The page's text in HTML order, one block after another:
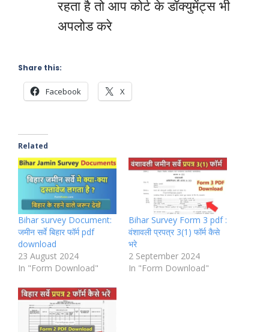
रहता है तो आप कोर्ट के डॉक्युमेंट्स भी
अपलोड करे
Share this:
Facebook X
Related
Bihar survey Document:
जमीन सर्वे बिहार फॉर्म pdf
download
23 August 2024
In "Form Download"
Bihar Survey Form 3 pdf :
वंशावली प्रपत्र 3(1) फॉर्म कैसे
भरे
2 September 2024
In "Form Download"